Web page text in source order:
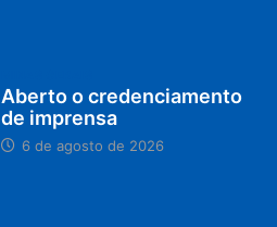
Aberto o credenciamento
de imprensa
6 de agosto de 2026